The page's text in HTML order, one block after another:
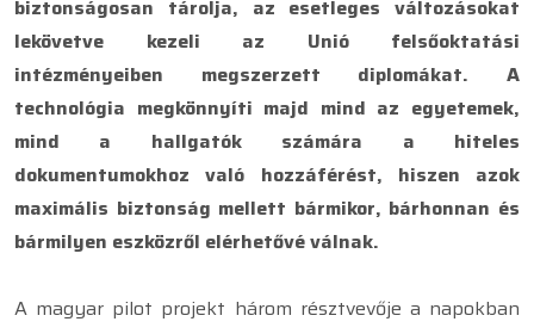
biztonságosan tárolja, az esetleges változásokat
lekövetve kezeli az Unió felsőoktatási
intézményeiben megszerzett diplomákat. A
technológia megkönnyíti majd mind az egyetemek,
mind a hallgatók számára a hiteles
dokumentumokhoz való hozzáférést, hiszen azok
maximális biztonság mellett bármikor, bárhonnan és
bármilyen eszközről elérhetővé válnak.
A magyar pilot projekt három résztvevője a napokban